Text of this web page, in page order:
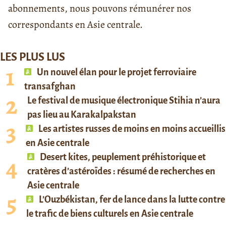
abonnements, nous pouvons rémunérer nos
correspondants en Asie centrale.
LES PLUS LUS
Un nouvel élan pour le projet ferroviaire
transafghan
Le festival de musique électronique Stihia n’aura
pas lieu au Karakalpakstan
Les artistes russes de moins en moins accueillis
en Asie centrale
Desert kites, peuplement préhistorique et
cratères d’astéroïdes : résumé de recherches en
Asie centrale
L’Ouzbékistan, fer de lance dans la lutte contre
le trafic de biens culturels en Asie centrale